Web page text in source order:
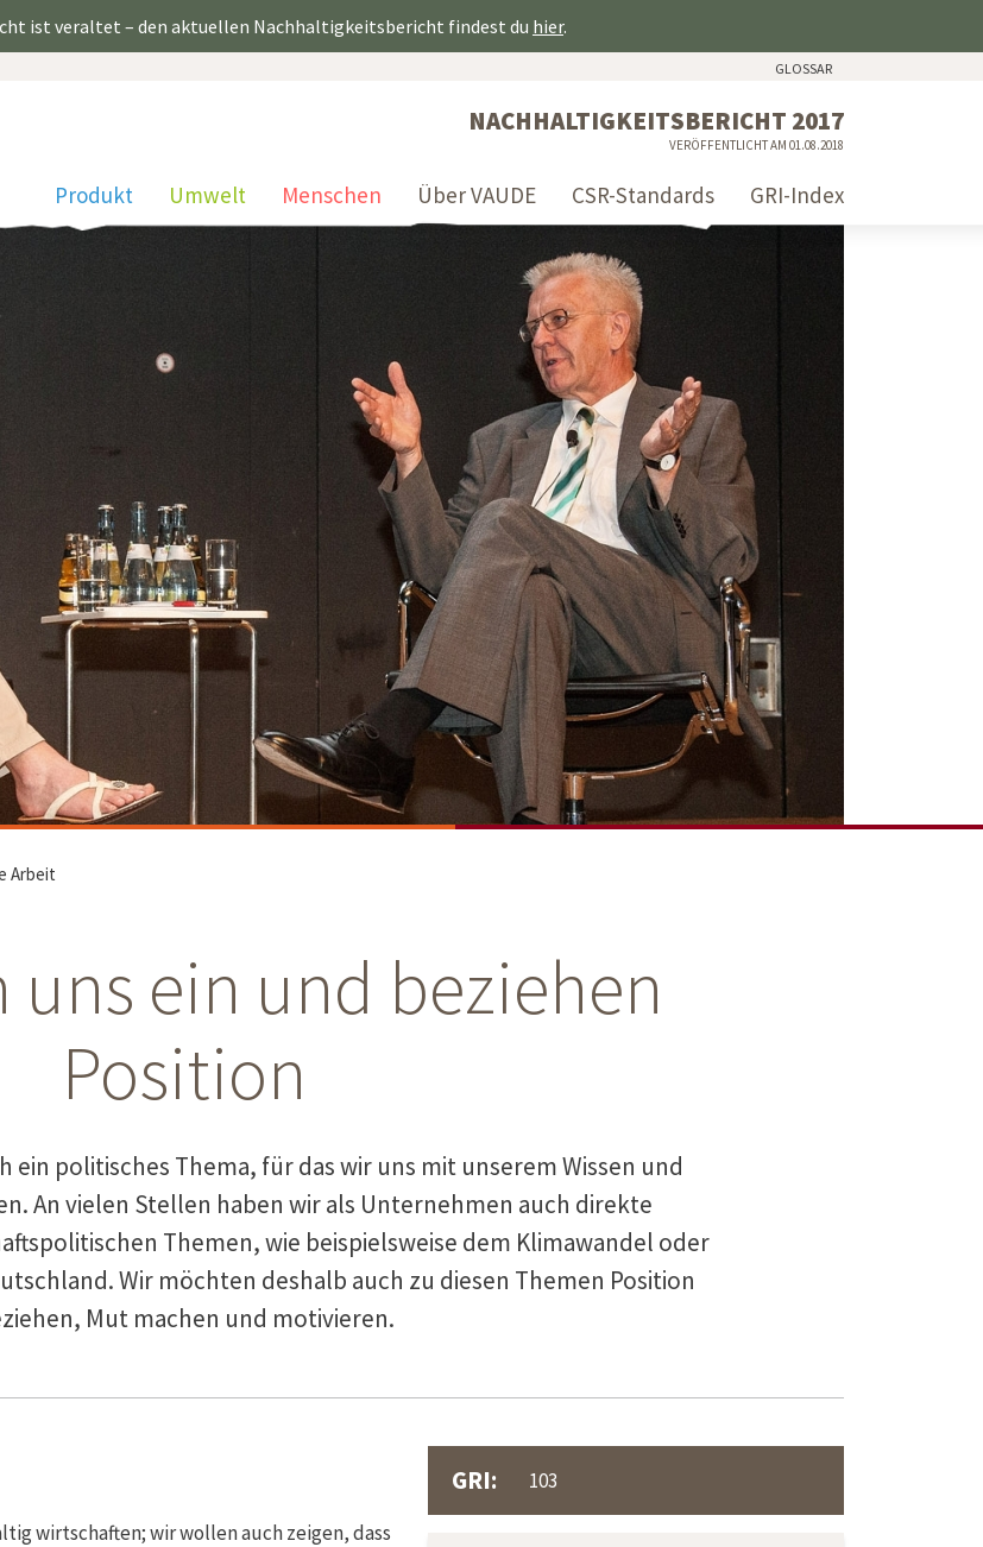
ist veraltet – den aktuellen Nachhaltigkeitsbericht findest du hier.
GLOSSAR
NACHHALTIGKEITSBERICHT 2017
VERÖFFENTLICHT AM 01.08.2018
Produkt Umwelt Menschen Über VAUDE CSR-Standards GRI-Index
Arbeit
uns ein und beziehen
Position
ein politisches Thema, für das wir uns mit unserem Wissen und
An vielen Stellen haben wir als Unternehmen auch direkte
Themen, wie beispielsweise dem Klimawandel oder
Wir möchten deshalb auch zu diesen Themen Position
Mut machen und motivieren.
wirtschaften; wir wollen auch zeigen, dass
GRI: 103